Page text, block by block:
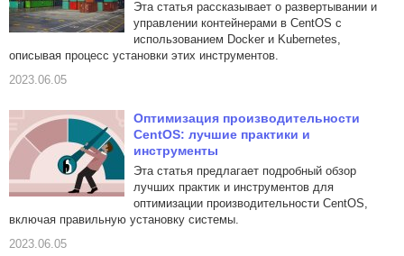
Эта статья рассказывает о развертывании и
управлении контейнерами в CentOS с
использованием Docker и Kubernetes,
описывая процесс установки этих инструментов.
2023.06.05
Оптимизация производительности
CentOS: лучшие практики и
инструменты
Эта статья предлагает подробный обзор
лучших практик и инструментов для
оптимизации производительности CentOS,
включая правильную установку системы.
2023.06.05